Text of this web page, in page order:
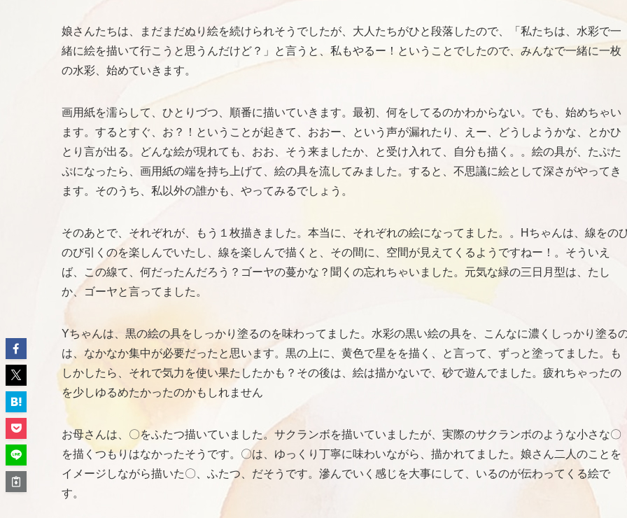
娘さんたちは、まだまだぬり絵を続けられそうでしたが、大人たちがひと段落したので、「私たちは、水彩で一
緒に絵を描いて行こうと思うんだけど？」と言うと、私もやるー！ということでしたので、みんなで一緒に一枚
の水彩、始めていきます。
画用紙を濡らして、ひとりづつ、順番に描いていきます。最初、何をしてるのかわからない。でも、始めちゃい
ます。するとすぐ、お？！ということが起きて、おおー、という声が漏れたり、えー、どうしようかな、とかひ
とり言が出る。どんな絵が現れても、おお、そう来ましたか、と受け入れて、自分も描く。。絵の具が、たぷた
ぷになったら、画用紙の端を持ち上げて、絵の具を流してみました。すると、不思議に絵として深さがやってき
ます。そのうち、私以外の誰かも、やってみるでしょう。
そのあとで、それぞれが、もう１枚描きました。本当に、それぞれの絵になってました。。Hちゃんは、線をの
のび引くのを楽しんでいたし、線を楽しんで描くと、その間に、空間が見えてくるようですねー！。そういえ
ば、この線て、何だったんだろう？ゴーヤの蔓かな？聞くの忘れちゃいました。元気な緑の三日月型は、たし
か、ゴーヤと言ってました。
Yちゃんは、黒の絵の具をしっかり塗るのを味わってました。水彩の黒い絵の具を、こんなに濃くしっかり塗る
は、なかなか集中が必要だったと思います。黒の上に、黄色で星をを描く、と言って、ずっと塗ってました。も
しかしたら、それで気力を使い果たしたかも？その後は、絵は描かないで、砂で遊んでました。疲れちゃったの
を少しゆるめたかったのかもしれません
お母さんは、〇をふたつ描いていました。サクランボを描いていましたが、実際のサクランボのような小さな〇
を描くつもりはなかったそうです。〇は、ゆっくり丁寧に味わいながら、描かれてました。娘さん二人のことを
イメージしながら描いた〇、ふたつ、だそうです。滲んでいく感じを大事にして、いるのが伝わってくる絵で
す。